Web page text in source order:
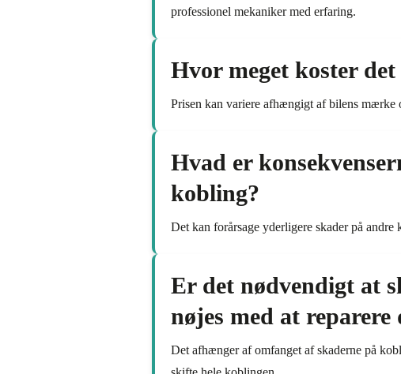
professionel mekaniker med erfaring.
Hvor meget koster
Prisen kan variere afhængigt af bilens mærke
Hvad er
kobling?
Det kan forårsage yderligere skader på andre
Er det nødvendigt at
nøjes med at reparere
Det afhænger af omfanget af skaderne på